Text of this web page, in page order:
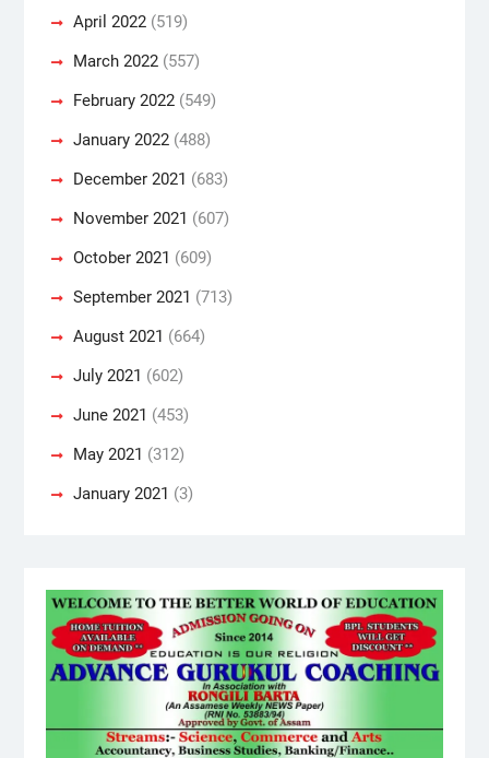
April 2022(519)
March 2022(557)
February 2022(549)
January 2022(488)
December 2021 (683)
November 2021 (607)
October 2021 (609)
September 2021 (713)
August 2021 (664)
July 2021 (602)
June 2021 (453)
May 2021 (312)
January 2021 (3)